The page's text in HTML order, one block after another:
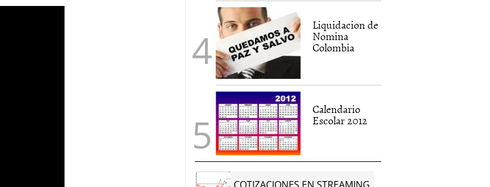
Liquidacion de
Nomina
Colombia
Calendario
Escolar 2012
COTIZACIONES EN STREAMING